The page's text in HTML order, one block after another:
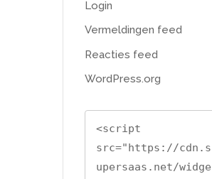
Login
Vermeldingen feed
Reacties feed
WordPress.org
<script
src="https://cdn.s
upersaas.net/widge